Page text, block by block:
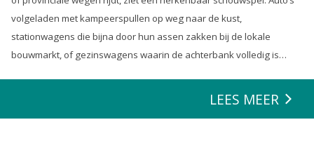
volgeladen met kampeerspullen op weg naar de kust,
stationwagens die bijna door hun assen zakken bij de lokale
bouwmarkt, of gezinswagens waarin de achterbank volledig is
zeulen. We houden van onze auto’s en we verwachten dat ze alles
LEES MEER